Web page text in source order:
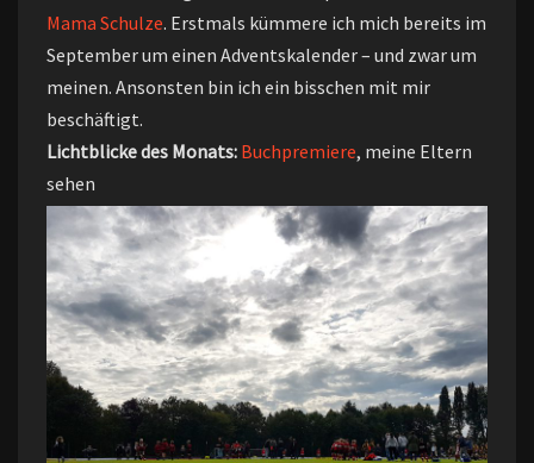
Mama Schulze. Erstmals kümmere ich mich bereits im
September um einen Adventskalender – und zwar um
meinen. Ansonsten bin ich ein bisschen mit mir
beschäftigt.
Lichtblicke des Monats: Buchpremiere, meine Eltern
sehen